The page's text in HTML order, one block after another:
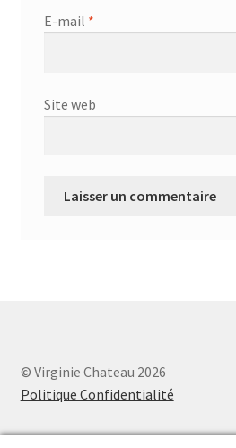
E-mail *
Site web
© Virginie Chateau 2026
Politique Confidentialité